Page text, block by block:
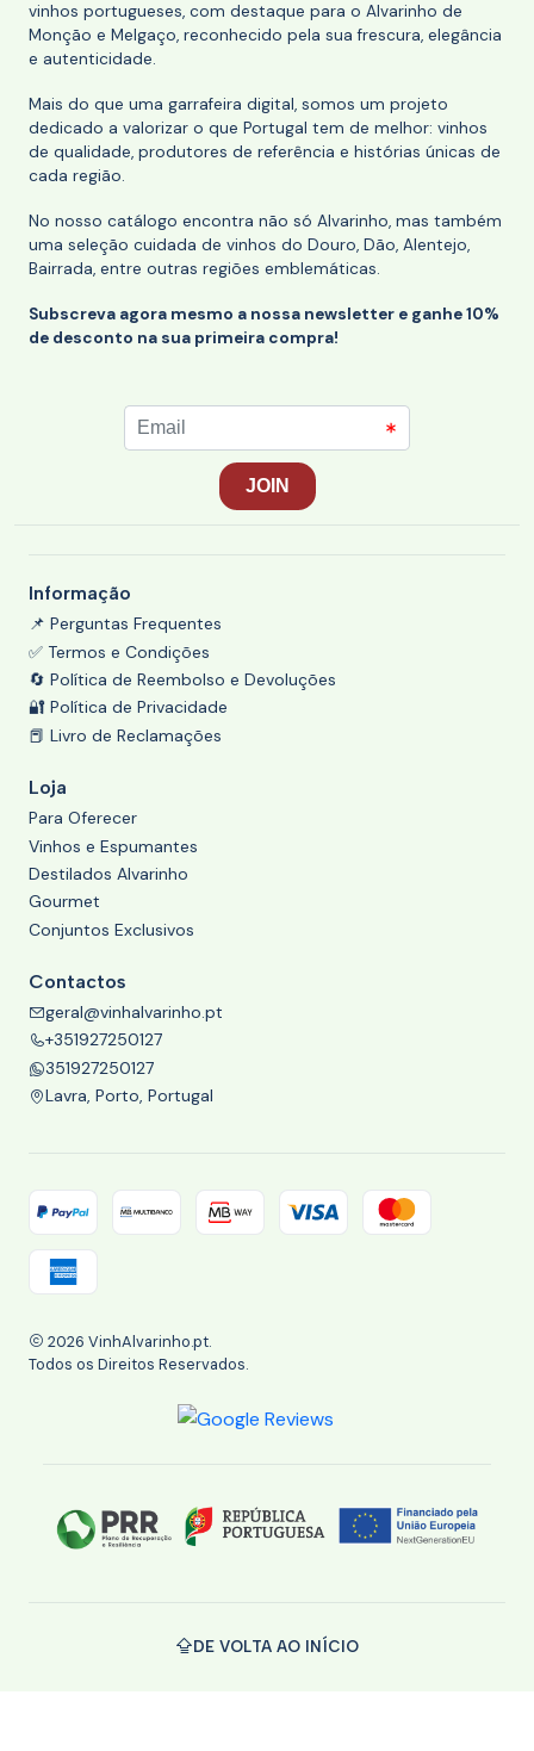
vinhos portugueses, com destaque para o Alvarinho de
Monção e Melgaço, reconhecido pela sua frescura, elegância
e autenticidade.
Mais do que uma garrafeira digital, somos um projeto
dedicado a valorizar o que Portugal tem de melhor: vinhos
de qualidade, produtores de referência e histórias únicas de
cada região.
No nosso catálogo encontra não só Alvarinho, mas também
uma seleção cuidada de vinhos do Douro, Dão, Alentejo,
Bairrada, entre outras regiões emblemáticas.
Subscreva agora mesmo a nossa newsletter e ganhe 10%
de desconto na sua primeira compra!
Informação
📌 Perguntas Frequentes
✅ Termos e Condições
🔄 Política de Reembolso e Devoluções
🔐 Política de Privacidade
📕 Livro de Reclamações
Loja
Para Oferecer
Vinhos e Espumantes
Destilados Alvarinho
Gourmet
Conjuntos Exclusivos
Contactos
geral@vinhalvarinho.pt
+351927250127
351927250127
Lavra, Porto, Portugal
2026 VinhAlvarinho.pt.
Todos os Direitos Reservados.
DE VOLTA AO INÍCIO